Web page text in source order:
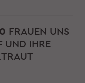
FRAUEN UNS
UND IHRE